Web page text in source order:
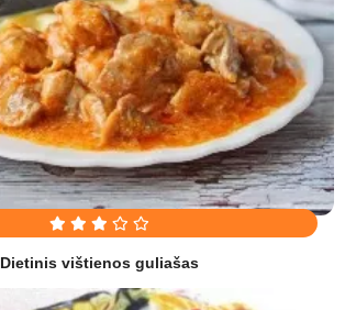
Dietinis vištienos guliašas